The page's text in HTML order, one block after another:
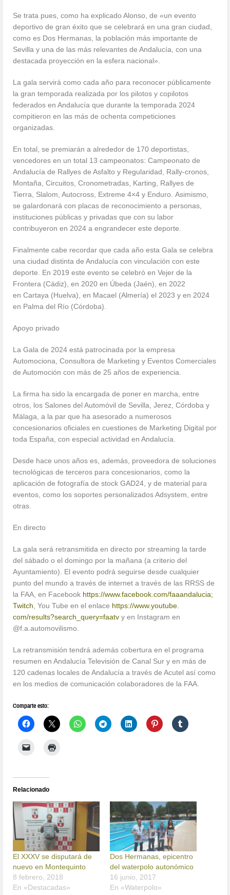
Se trata pues, como ha explicado Alonso, de «un evento
deportivo de gran éxito que se celebrará en una gran ciudad,
como es Dos Hermanas, la población más importante de
Sevilla y una de las más relevantes de Andalucía, con una
destacada proyección en la esfera nacional».
La gala servirá como cada año para reconocer públicamente
la gran temporada realizada por los pilotos y copilotos
federados en Andalucía que durante la temporada 2024
compitieron en las más de ochenta competiciones
organizadas.
En total, se premiarán a alrededor de 170 deportistas,
vencedores en un total 13 campeonatos: Campeonato de
Andalucía de Rallyes de Asfalto y Regularidad, Rally-cronos,
Montaña, Circuitos, Cronometradas, Karting, Rallyes de
Tierra, Slalom, Autocross, Extreme 4×4 y Enduro. Asimismo,
se galardonará con placas de reconocimiento a personas,
instituciones públicas y privadas que con su labor
contribuyeron en 2024 a engrandecer este deporte.
Finalmente cabe recordar que cada año esta Gala se celebra
una ciudad distinta de Andalucía con vinculación con este
deporte. En 2019 este evento se celebró en Vejer de la
Frontera (Cádiz), en 2020 en Úbeda (Jaén), en 2022
en Cartaya (Huelva), en Macael (Almería) el 2023 y en 2024
en Palma del Río (Córdoba).
Apoyo privado
La Gala de 2024 está patrocinada por la empresa
Automociona, Consultora de Marketing y Eventos Comerciales
de Automoción con más de 25 años de experiencia.
La firma ha sido la encargada de poner en marcha, entre
otros, los Salones del Automóvil de Sevilla, Jerez, Córdoba y
Málaga, a la par que ha asesorado a numerosos
concesionarios oficiales en cuestiones de Marketing Digital por
toda España, con especial actividad en Andalucía.
Desde hace unos años es, además, proveedora de soluciones
tecnológicas de terceros para concesionarios, como la
aplicación de fotografía de stock GAD24, y de material para
eventos, como los soportes personalizados Adsystem, entre
otras.
En directo
La gala será retransmitida en directo por streaming la tarde
del sábado o el domingo por la mañana (a criterio del
Ayuntamiento). El evento podrá seguirse desde cualquier
punto del mundo a través de internet a través de las RRSS de
la FAA, en Facebook https://www.facebook.com/faaandalucia;
Twitch, You Tube en el enlace https://www.youtube.
com/results?search_query=faatv y en Instagram en
@f.a.automovilismo.
La retransmisión tendrá además cobertura en el programa
resumen en Andalucía Televisión de Canal Sur y en más de
120 cadenas locales de Andalucía a través de Acutel así como
en los medios de comunicación colaboradores de la FAA.
Comparte esto:
Relacionado
El XXXV se disputará de
nuevo en Montequinto
8 febrero, 2018
En «Destacadas»
Dos Hermanas, epicentro
del waterpolo autonómico
16 junio, 2017
En «Waterpolo»